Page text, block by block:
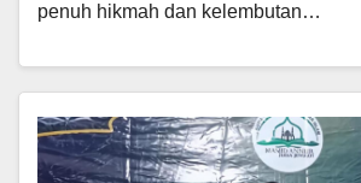
penuh hikmah dan kelembutan…